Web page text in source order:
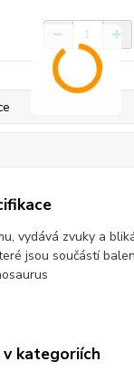
vydává zvuky a
jsou součástí
kategoriích